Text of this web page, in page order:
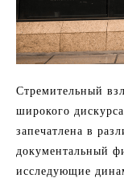
Стремительный
широкого
запечатлена в
документальный
исследующие